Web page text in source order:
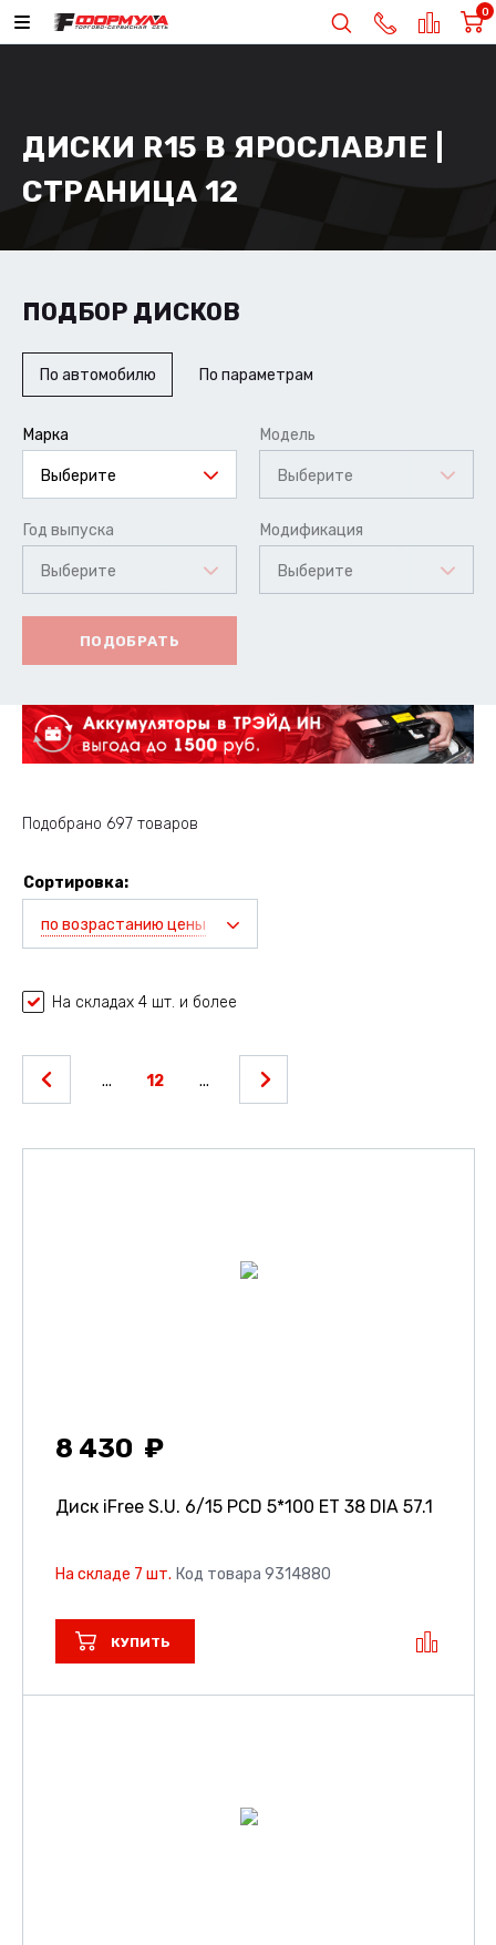
0
ДИСКИ R15 В ЯРОСЛАВЛЕ |
СТРАНИЦА 12
ПОДБОР ДИСКОВ
По автомобилю По параметрам
Марка
Выберите
Модель
Выберите
Год выпуска
Выберите
Модификация
Выберите
ПОДОБРАТЬ
Подобрано 697 товаров
Сортировка:
по возрастанию цены
На складах 4 шт. и более
... 12 ...
8 430
Диск iFree S.U. 6/15 PCD 5*100 ET 38 DIA 57.1
На складе 7 шт. Код товара 9314880
КУПИТЬ